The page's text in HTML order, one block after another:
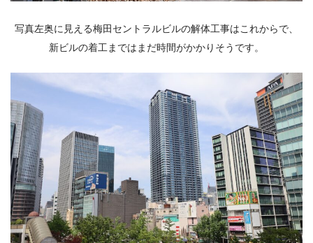
写真左奥に見える梅田セントラルビルの解体工事はこれからで、
新ビルの着工まではまだ時間がかかりそうです。